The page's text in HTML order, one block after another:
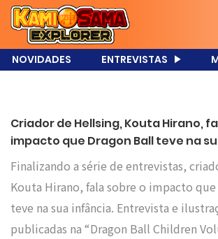
NOVIDADES ENTREVISTAS
Criador de Hellsing, Kouta Hirano,
impacto que Dragon Ball teve na
Finalizando a série de entrevistas,
Kouta Hirano, fala sobre o impacto
teve na sua infância. Entrevista e
publicadas na “Dragon Ball Children